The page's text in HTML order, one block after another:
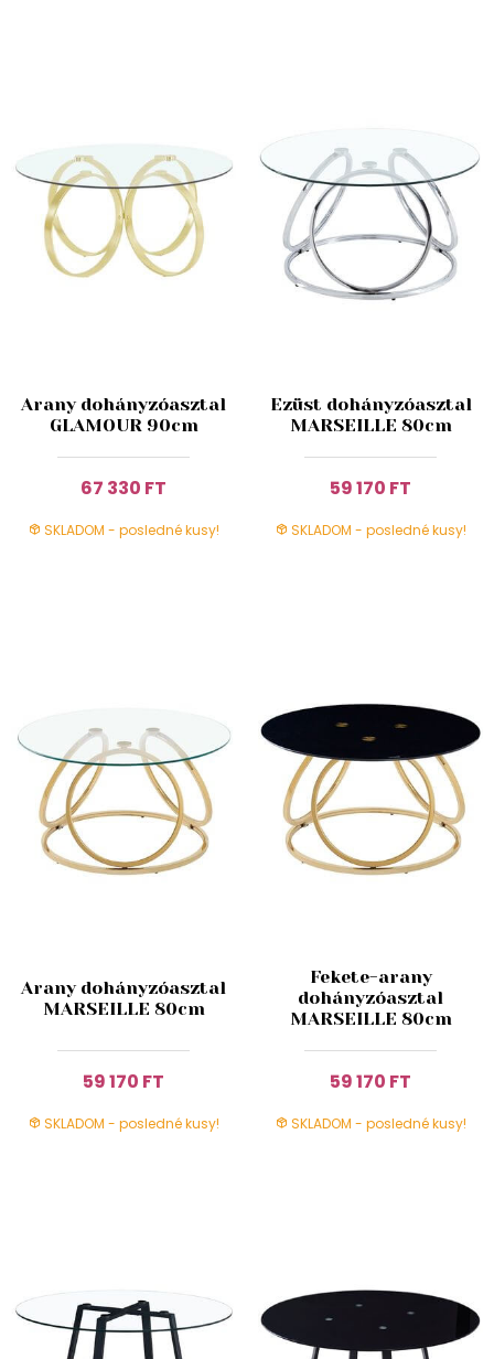
Arany dohányzóasztal
GLAMOUR 90cm
67 330 FT
SKLADOM - posledné kusy!
Ezüst dohányzóasztal
MARSEILLE 80cm
59 170 FT
SKLADOM - posledné kusy!
Arany dohányzóasztal
MARSEILLE 80cm
59 170 FT
SKLADOM - posledné kusy!
Fekete-arany
dohányzóasztal
MARSEILLE 80cm
59 170 FT
SKLADOM - posledné kusy!